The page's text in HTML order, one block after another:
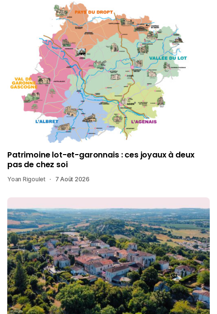
Patrimoine lot-et-garonnais : ces joyaux à deux
pas de chez soi
Yoan Rigoulet 7 Août 2026